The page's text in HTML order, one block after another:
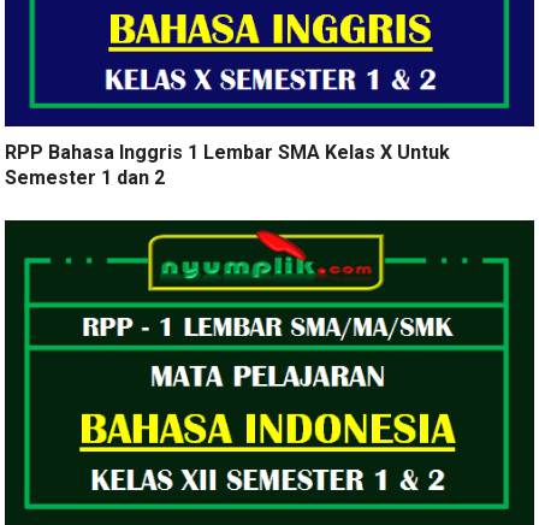
RPP Bahasa Inggris 1 Lembar SMA Kelas X Untuk
Semester 1 dan 2